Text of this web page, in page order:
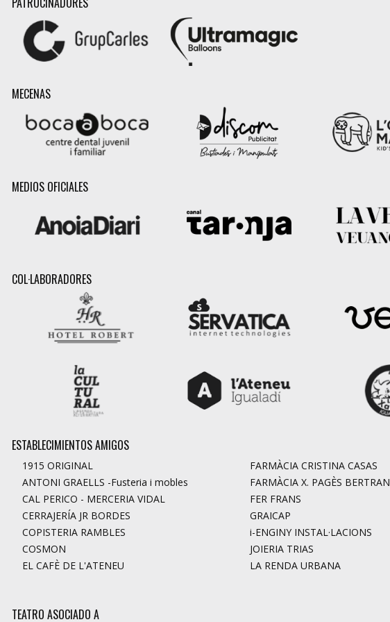
MECENAS
MEDIOS OFICIALES
COL·LABORADORES
ESTABLECIMIENTOS AMIGOS
1915 ORIGINAL
ANTONI GRAELLS -Fusteria i mobles
CAL PERICO - MERCERIA VIDAL
CERRAJERÍA JR BORDES
COPISTERIA RAMBLES
COSMON
EL CAFÈ DE L'ATENEU
FARMÀCIA CRISTINA CASAS
FARMÀCIA X. PAGÈS BERTRAN
FER FRANS
GRAICAP
i-ENGINY INSTAL·LACIONS
JOIERIA TRIAS
LA RENDA URBANA
TEATRO ASOCIADO A